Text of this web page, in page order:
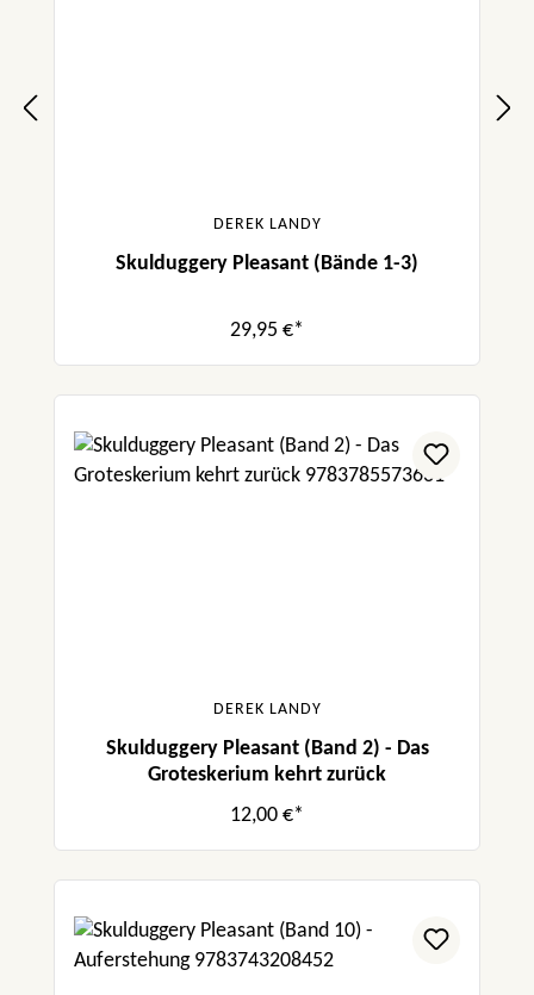
DEREK LANDY
Skulduggery Pleasant (Bände 1-3)
29,95 €*
DEREK LANDY
Skulduggery Pleasant (Band 2) - Das
Groteskerium kehrt zurück
12,00 €*